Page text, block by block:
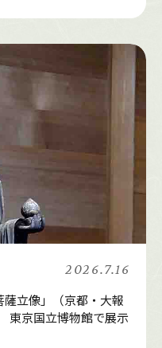
2026.7.16
薩立像」（京都・大報
東京国立博物館で展示